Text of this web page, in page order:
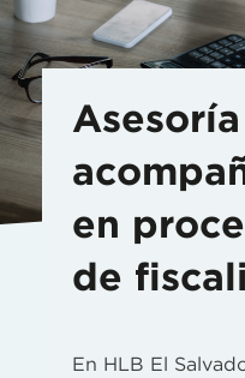
en
de
En HLB El